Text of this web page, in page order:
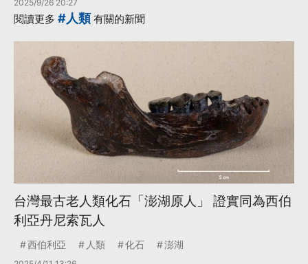
2025/9/26 20:27
閱讀更多 #人類 有關的新聞
台灣最古老人類化石「澎湖原人」 證實同為西伯
利亞丹尼索瓦人
西伯利亞 人類 化石 澎湖